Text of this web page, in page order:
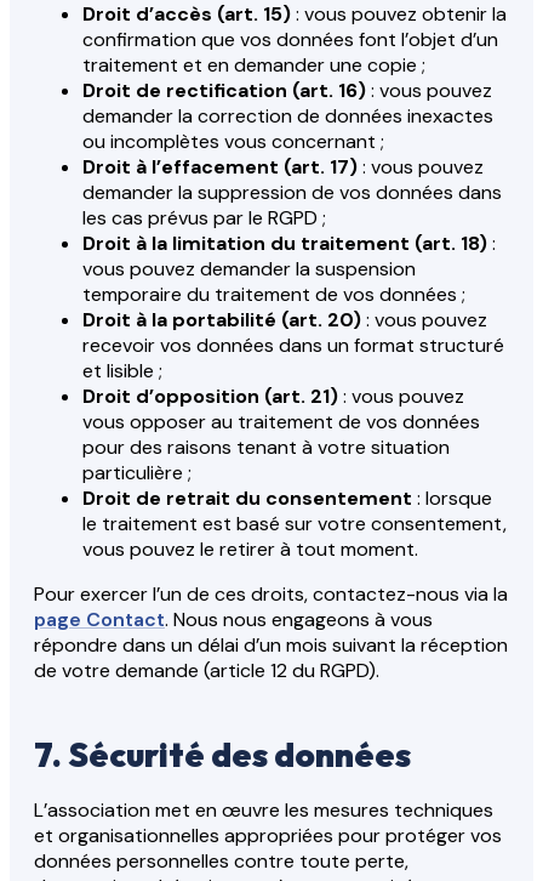
Droit d’accès (art. 15): vous pouvez obtenir la
confirmation que vos données font l’objet d’un
traitement et en demander une copie ;
Droit de rectification (art. 16): vous pouvez
demander la correction de données inexactes
ou incomplètes vous concernant ;
Droit à l’effacement (art. 17): vous pouvez
demander la suppression de vos données dans
les cas prévus par le RGPD ;
Droit à la limitation du traitement (art. 18):
vous pouvez demander la suspension
temporaire du traitement de vos données ;
Droit à la portabilité (art. 20): vous pouvez
recevoir vos données dans un format structuré
et lisible ;
Droit d’opposition (art. 21): vous pouvez
vous opposer au traitement de vos données
pour des raisons tenant à votre situation
particulière ;
Droit de retrait du consentement : lorsque
le traitement est basé sur votre consentement,
vous pouvez le retirer à tout moment.
Pour exercer l’un de ces droits, contactez-nous via la
page Contact. Nous nous engageons à vous
répondre dans un délai d’un mois suivant la réception
de votre demande (article 12 du RGPD).
7. Sécurité des données
L’association met en œuvre les mesures techniques
et organisationnelles appropriées pour protéger vos
données personnelles contre toute perte,